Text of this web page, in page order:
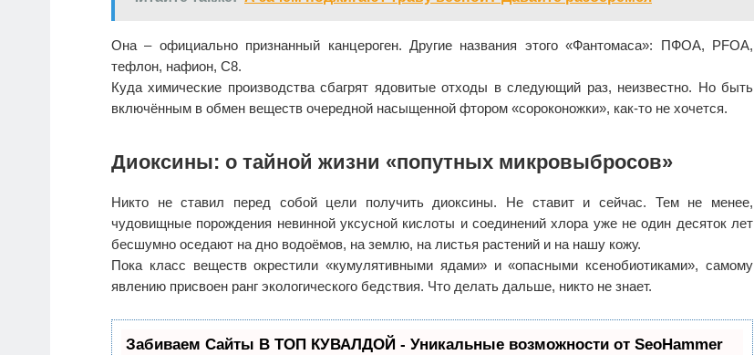
Она – официально признанный канцероген. Другие названия этого «Фантомаса»: ПФОА, PFOA,
тефлон, нафион, С8.
Куда химические производства сбагрят ядовитые отходы в следующий раз, неизвестно. Но быть
включённым в обмен веществ очередной насыщенной фтором «сороконожки», как-то не хочется.
Диоксины: о тайной жизни «попутных микровыбросов»
Никто не ставил перед собой цели получить диоксины. Не ставит и сейчас. Тем не менее,
чудовищные порождения невинной уксусной кислоты и соединений хлора уже не один десяток лет
бесшумно оседают на дно водоёмов, на землю, на листья растений и на нашу кожу.
Пока класс веществ окрестили «кумулятивными ядами» и «опасными ксенобиотиками», самому
явлению присвоен ранг экологического бедствия. Что делать дальше, никто не знает.
Забиваем Сайты В ТОП КУВАЛДОЙ - Уникальные возможности от SeoHammer